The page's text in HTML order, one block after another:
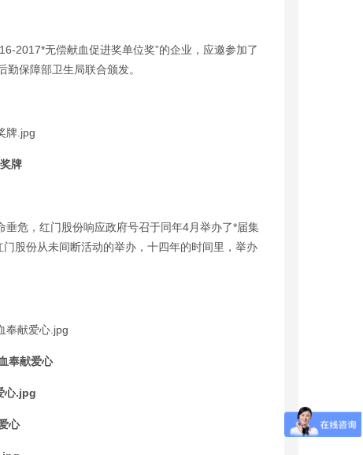
2017*无偿献血促进奖单位奖”的企业，应邀参加了
保障部卫生局联合颁发。
牌
危，红门股份响应政府号召于同年4月举办了*届集
股份从未间断活动的举办，十四年的时间里，举办
奉献爱心
心